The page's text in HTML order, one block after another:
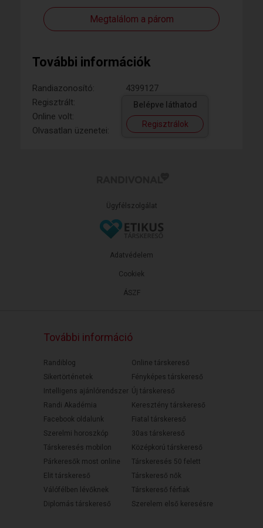
Megtalálom a párom
További információk
Randiazonosító:
4399127
Regisztrált:
Online volt:
Olvasatlan üzenetei:
Belépve láthatod
Regisztrálok
Ügyfélszolgálat
ÁSZF
Adatvédelem
Cookiek
További információ
Randiblog
Sikertörténetek
Intelligens ajánlórendszer
Randi Akadémia
Facebook oldalunk
Szerelmi horoszkóp
Társkeresés mobilon
Párkeresők most online
Elit társkereső
Válófélben lévőknek
Diplomás társkereső
Online társkereső
Fényképes társkereső
Új társkereső
Keresztény társkereső
Fiatal társkereső
30as társkereső
Középkorú társkereső
Társkeresés 50 felett
Társkereső nők
Társkereső férfiak
Szerelem első keresésre